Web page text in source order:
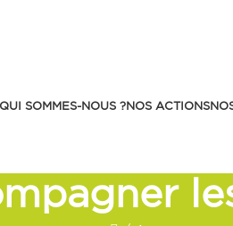
QUI SOMMES-NOUS ?NOS ACTIONS